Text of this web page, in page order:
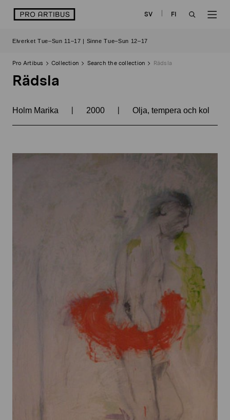
logo SV
FI
Elverket Tue–Sun 11–17 | Sinne Tue–Sun 12–17
Pro Artibus Collection Search the collection Rädsla
Rädsla
Holm Marika | 2000 | Olja, tempera och kol